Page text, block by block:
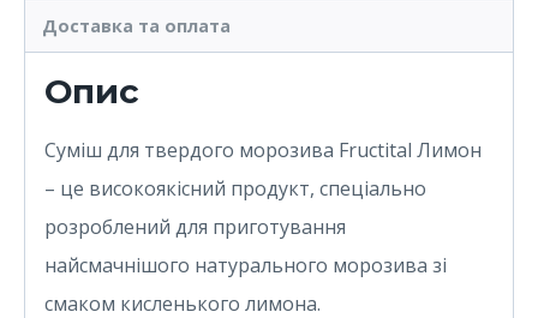
Доставка та оплата
Опис
Суміш для твердого морозива Fructital Лимон
– це високоякісний продукт, спеціально
розроблений для приготування
найсмачнішого натурального морозива зі
смаком кисленького лимона.